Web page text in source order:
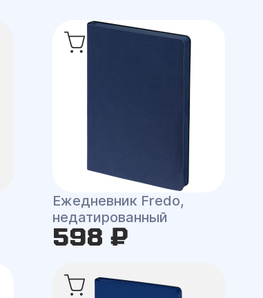
Ежедневник Fredo,
недатированный
598 ₽